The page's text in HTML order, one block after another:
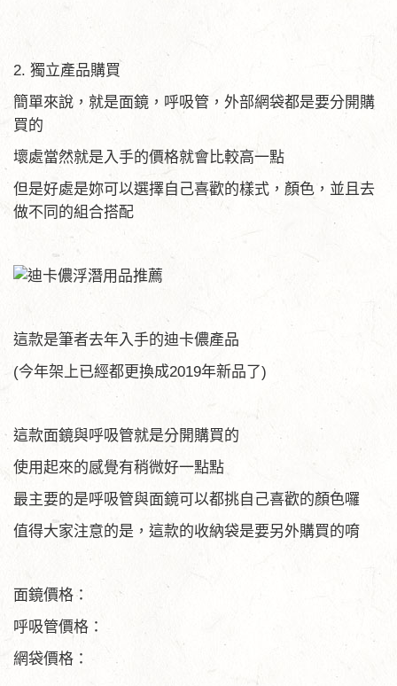
2. 獨立產品購買
簡單來說，就是面鏡，呼吸管，外部網袋都是要分開購
買的
壞處當然就是入手的價格就會比較高一點
但是好處是妳可以選擇自己喜歡的樣式，顏色，並且去
做不同的組合搭配
這款是筆者去年入手的迪卡儂產品
(今年架上已經都更換成2019年新品了)
這款面鏡與呼吸管就是分開購買的
使用起來的感覺有稍微好一點點
最主要的是呼吸管與面鏡可以都挑自己喜歡的顏色囉
值得大家注意的是，這款的收納袋是要另外購買的唷
面鏡價格：
呼吸管價格：
網袋價格：